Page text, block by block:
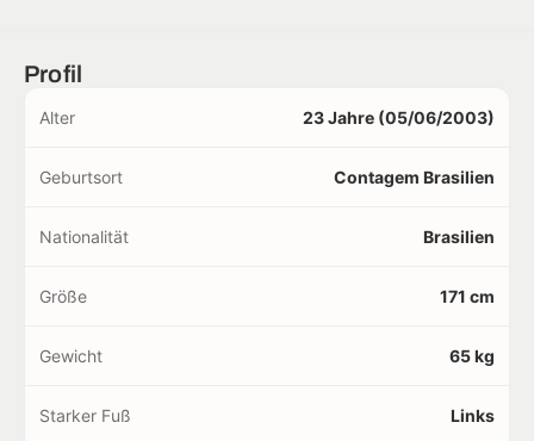
Profil
Alter 23 Jahre (05/06/2003)
Geburtsort Contagem Brasilien
Nationalität Brasilien
Größe 171 cm
Gewicht 65 kg
Starker Fuß Links